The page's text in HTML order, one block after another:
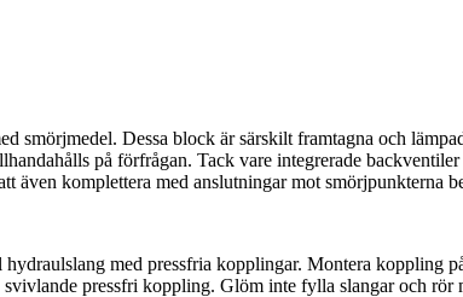
smörjmedel. Dessa block är särskilt framtagna och
på förfrågan. Tack vare integrerade
även komplettera med anslutningar mot smörjpunkterna
med pressfria kopplingar. Montera
pressfri koppling. Glöm inte fylla slangar och rör